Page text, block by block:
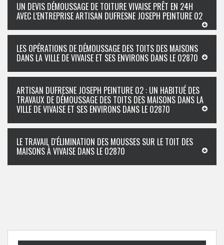
UN DEVIS DÉMOUSSAGE DE TOITURE VIVAISE PRÊT EN 24H
AVEC L’ENTREPRISE ARTISAN DUFRESNE JOSEPH PEINTURE 02
LES OPÉRATIONS DE DÉMOUSSAGE DES TOITS DES MAISONS
DANS LA VILLE DE VIVAISE ET SES ENVIRONS DANS LE 02870
ARTISAN DUFRESNE JOSEPH PEINTURE 02 : UN HABITUÉ DES
TRAVAUX DE DÉMOUSSAGE DES TOITS DES MAISONS DANS LA
VILLE DE VIVAISE ET SES ENVIRONS DANS LE 02870
LE TRAVAIL D'ÉLIMINATION DES MOUSSES SUR LE TOIT DES
MAISONS À VIVAISE DANS LE 02870